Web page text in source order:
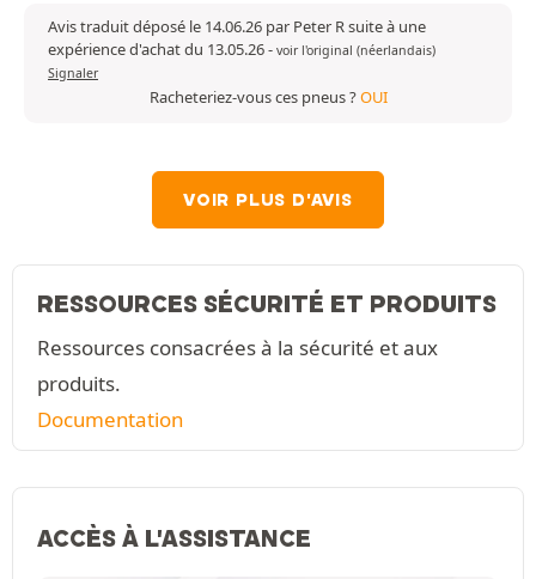
Avis traduit déposé le 14.06.26 par Peter R suite à une
expérience d'achat du 13.05.26- voir l'original (néerlandais)
Signaler
Racheteriez-vous ces pneus ?OUI
VOIR PLUS D'AVIS
RESSOURCES SÉCURITÉ ET PRODUITS
Ressources consacrées à la sécurité et aux
produits.
Documentation
ACCÈS À L'ASSISTANCE